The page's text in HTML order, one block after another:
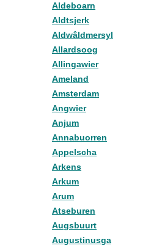
Aldeboarn
Aldtsjerk
Aldwâldmersyl
Allardsoog
Allingawier
Ameland
Amsterdam
Angwier
Anjum
Annabuorren
Appelscha
Arkens
Arkum
Arum
Atseburen
Augsbuurt
Augustinusga